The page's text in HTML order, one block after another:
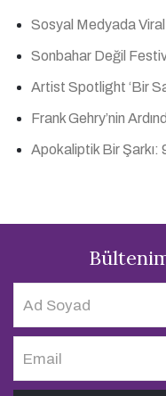
Sosyal Medyada
Sonbahar Değil
Artist Spotlight ‘Bir
Frank Gehry’nin
Apokaliptik Bir Şarkı: